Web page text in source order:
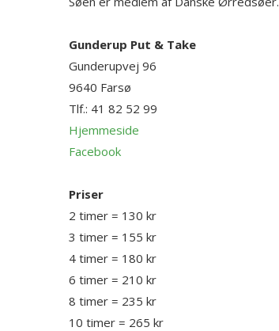
Gunderup Put & Take
Gunderupvej 96
9640 Farsø
Tlf.: 41 82 52 99
Hjemmeside
Facebook
Priser
2 timer = 130 kr
3 timer = 155 kr
4 timer = 180 kr
6 timer = 210 kr
8 timer = 235 kr
10 timer = 265 kr